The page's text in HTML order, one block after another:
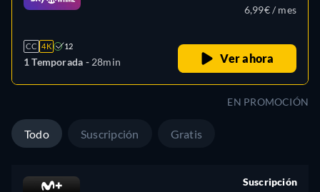
CC 4K 12
1 Temporada - 28min
6,99€ / mes
Ver ahora
EN PROMOCIÓN
Todo Suscripción Gratis
Suscripción